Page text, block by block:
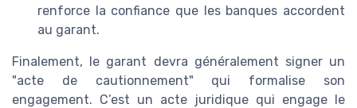
renforce la confiance que les banques accordent
au garant.
Finalement, le garant devra généralement signer un
"acte de cautionnement" qui formalise son
engagement. C’est un acte juridique qui engage le